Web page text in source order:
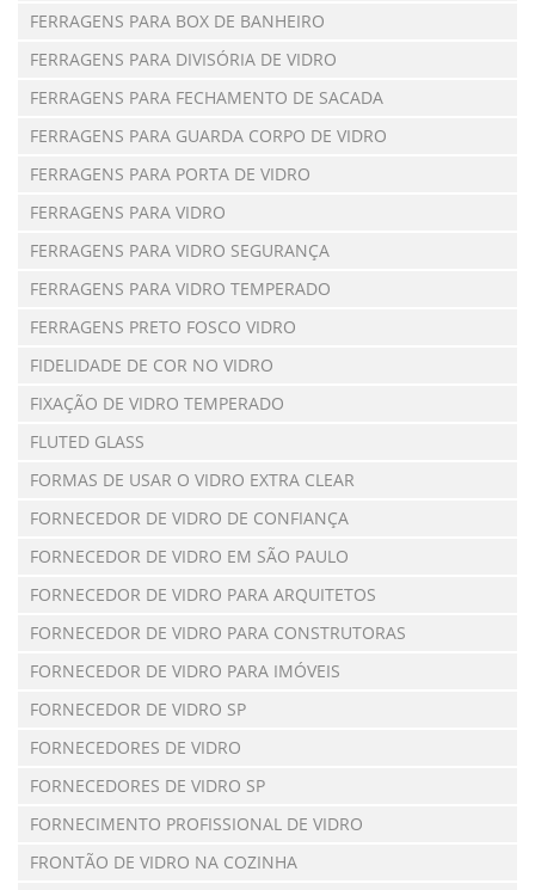
FERRAGENS PARA BOX DE BANHEIRO
FERRAGENS PARA DIVISÓRIA DE VIDRO
FERRAGENS PARA FECHAMENTO DE SACADA
FERRAGENS PARA GUARDA CORPO DE VIDRO
FERRAGENS PARA PORTA DE VIDRO
FERRAGENS PARA VIDRO
FERRAGENS PARA VIDRO SEGURANÇA
FERRAGENS PARA VIDRO TEMPERADO
FERRAGENS PRETO FOSCO VIDRO
FIDELIDADE DE COR NO VIDRO
FIXAÇÃO DE VIDRO TEMPERADO
FLUTED GLASS
FORMAS DE USAR O VIDRO EXTRA CLEAR
FORNECEDOR DE VIDRO DE CONFIANÇA
FORNECEDOR DE VIDRO EM SÃO PAULO
FORNECEDOR DE VIDRO PARA ARQUITETOS
FORNECEDOR DE VIDRO PARA CONSTRUTORAS
FORNECEDOR DE VIDRO PARA IMÓVEIS
FORNECEDOR DE VIDRO SP
FORNECEDORES DE VIDRO
FORNECEDORES DE VIDRO SP
FORNECIMENTO PROFISSIONAL DE VIDRO
FRONTÃO DE VIDRO NA COZINHA